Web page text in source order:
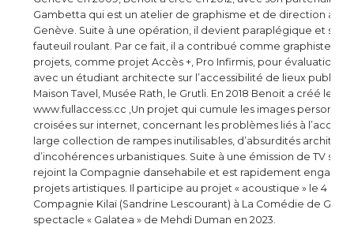
Gambetta qui est un atelier de graphisme et de direction
Genève. Suite à une opération, il devient paraplégique et se
fauteuil roulant. Par ce fait, il a contribué comme graphiste
projets, comme projet Accès +, Pro Infirmis, pour évaluation
avec un étudiant architecte sur l’accessibilité de lieux publics
Maison Tavel, Musée Rath, le Grutli. En 2018 Benoit a créé le
www.fullaccess.cc ,Un projet qui cumule les images
croisées sur internet, concernant les problèmes liés à
large collection de rampes inutilisables, d’absurdités
d’incohérences urbanistiques. Suite à une émission de TV sur
rejoint la Compagnie dansehabile et est rapidement engagé
projets artistiques. Il participe au projet « acoustique » le 4
Compagnie Kilaï (Sandrine Lescourant) à La Comédie de
spectacle « Galatea » de Mehdi Duman en 2023.